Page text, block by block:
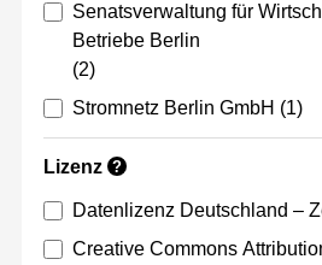
Senatsverwaltung für
Betriebe Berlin
(2)
Stromnetz Berlin GmbH (1)
Lizenz ?
Datenlizenz Deutschland –
Creative Commons